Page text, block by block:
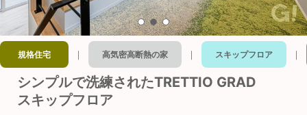
規格住宅 ｜ 高気密高断熱の家 ｜ スキップフロア ｜
シンプルで洗練されたTRETTIO GRAD
スキップフロア